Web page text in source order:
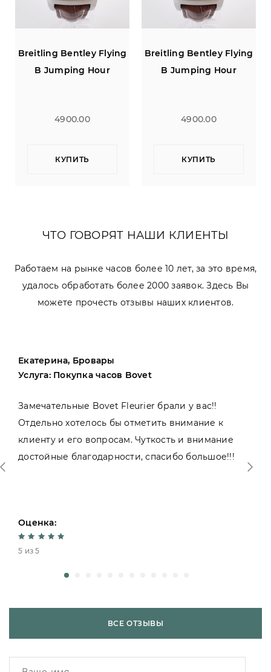
Breitling Bentley Flying
B Jumping Hour
4900.00
КУПИТЬ
Breitling Bentley Flying
B Jumping Hour
4900.00
КУПИТЬ
ЧТО ГОВОРЯТ НАШИ КЛИЕНТЫ
Работаем на рынке часов более 10 лет, за это время,
удалось обработать более 2000 заявок. Здесь Вы
можете прочесть отзывы наших клиентов.
Екатерина, Бровары
Услуга: Покупка часов Bovet
Замечательные Bovet Fleurier брали у вас!!
Отдельно хотелось бы отметить внимание к
клиенту и его вопросам. Чуткость и внимание
достойные благодарности, спасибо большое!!!
Оценка:
5 из 5
ВСЕ ОТЗЫВЫ